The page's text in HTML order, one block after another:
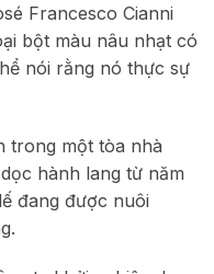
Francesco Cianni
bột màu nâu nhạt có
nói rằng nó thực sự
trong một tòa nhà
hành lang từ năm
đang được nuôi